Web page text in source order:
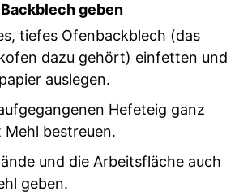
geben
tiefes Ofenbackblech (das
dazu gehört) einfetten und
auslegen.
Hefeteig ganz
Mehl bestreuen.
und die Arbeitsfläche auch
geben.